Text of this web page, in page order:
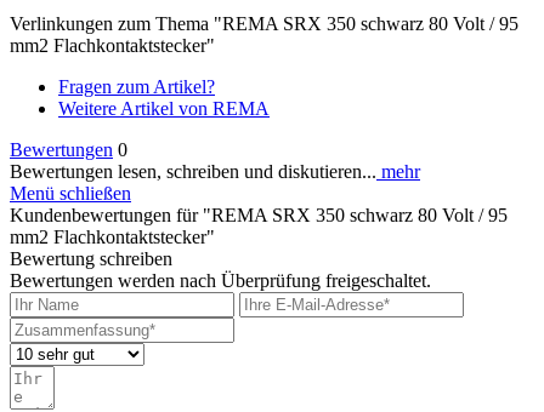
Verlinkungen zum Thema "REMA SRX 350 schwarz 80 Volt / 95
mm2 Flachkontaktstecker"
Fragen zum Artikel?
Weitere Artikel von REMA
Bewertungen 0
Bewertungen lesen, schreiben und diskutieren... mehr
Menü schließen
Kundenbewertungen für "REMA SRX 350 schwarz 80 Volt / 95
mm2 Flachkontaktstecker"
Bewertung schreiben
Bewertungen werden nach Überprüfung freigeschaltet.